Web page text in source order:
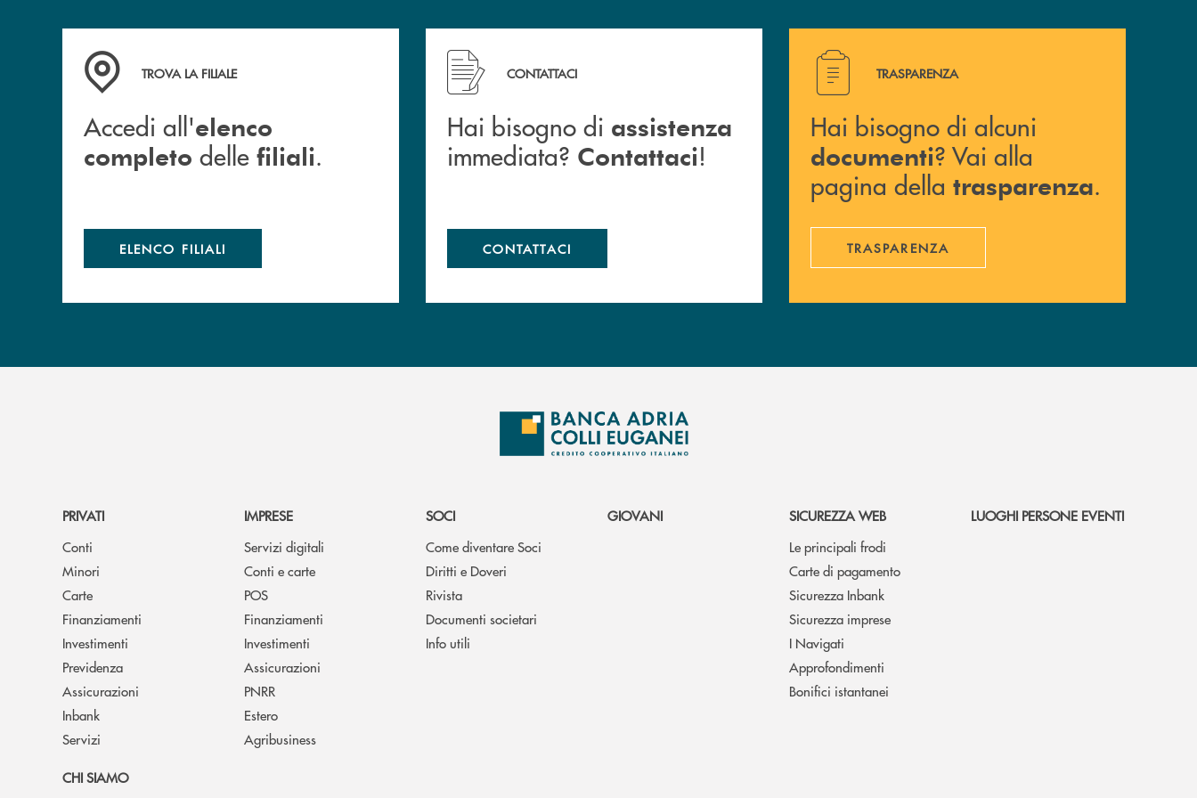
Accedi all' elenco completo delle filiali .
TROVA LA FILIALE
Accedi all'elenco
completo delle filiali.
ELENCO FILIALI
Hai bisogno di assistenza immediata? Contattaci !
CONTATTACI
Hai bisogno di assistenza
immediata? Contattaci!
CONTATTACI
Hai bisogno di alcuni documenti ? Vai alla pagina della
TRASPARENZA
Hai bisogno di alcuni
documenti? Vai alla
pagina della trasparenza.
TRASPARENZA
PRIVATI
Conti
Minori
Carte
Finanziamenti
Investimenti
Previdenza
Assicurazioni
Inbank
Servizi
IMPRESE
Servizi digitali
Conti e carte
POS
Finanziamenti
Investimenti
Assicurazioni
PNRR
Estero
Agribusiness
SOCI
Come diventare Soci
Diritti e Doveri
Rivista
Documenti societari
Info utili
GIOVANI
SICUREZZA WEB
Le principali frodi
Carte di pagamento
Sicurezza Inbank
Sicurezza imprese
I Navigati
Approfondimenti
Bonifici istantanei
LUOGHI PERSONE EVENTI
CHI SIAMO